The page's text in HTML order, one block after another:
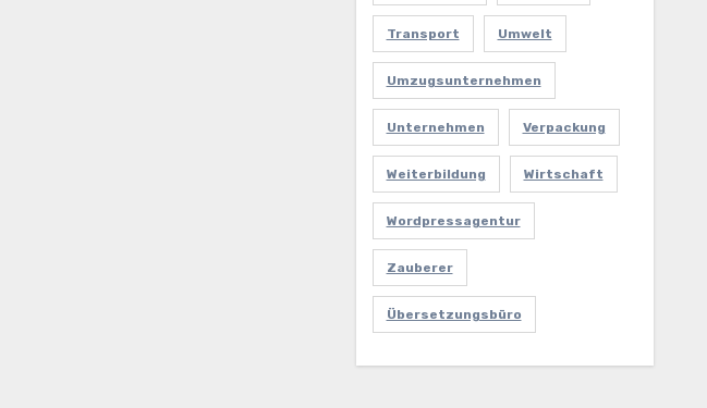
Transport Umwelt
Umzugsunternehmen
Unternehmen Verpackung
Weiterbildung Wirtschaft
Wordpressagentur
Zauberer
Übersetzungsbüro